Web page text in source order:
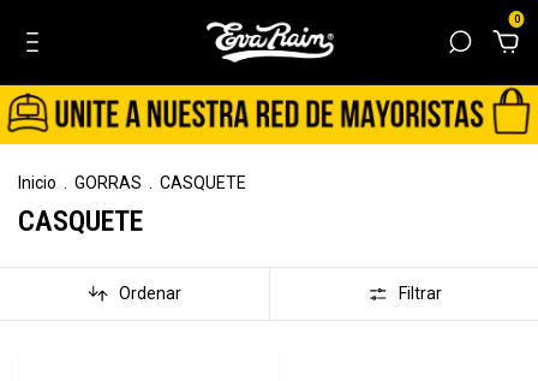
0
Inicio GORRAS CASQUETE
CASQUETE
Ordenar Filtrar